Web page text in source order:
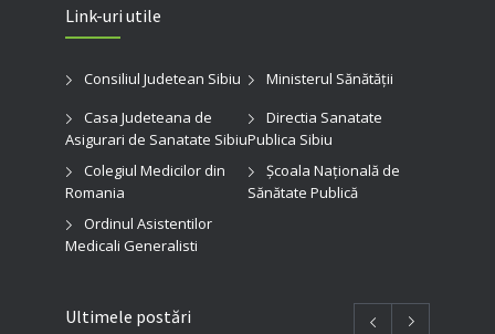
Link-uri utile
Consiliul Judetean Sibiu
Ministerul Sănătății
Casa Judeteana de
Asigurari de Sanatate Sibiu
Directia Sanatate
Publica Sibiu
Colegiul Medicilor din
Romania
Şcoala Naţională de
Sănătate Publică
Ordinul Asistentilor
Medicali Generalisti
Ultimele postări